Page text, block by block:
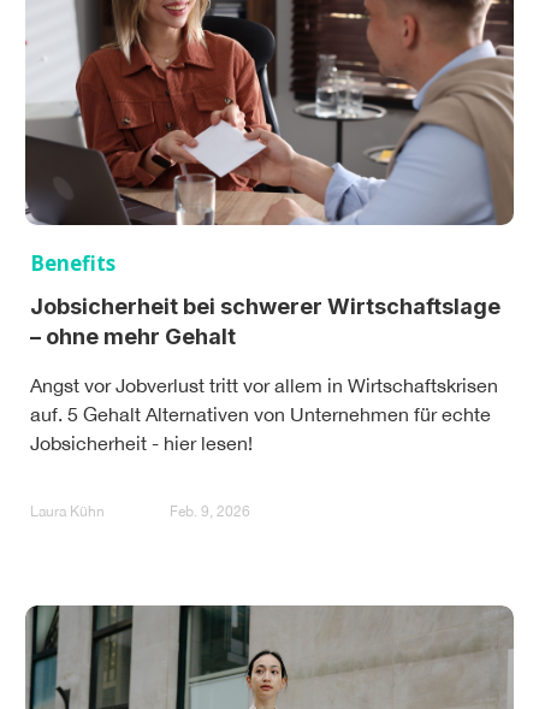
Benefits
Jobsicherheit bei schwerer Wirtschaftslage
– ohne mehr Gehalt
Angst vor Jobverlust tritt vor allem in Wirtschaftskrisen
auf. 5 Gehalt Alternativen von Unternehmen für echte
Jobsicherheit - hier lesen!
Laura Kühn Feb. 9, 2026